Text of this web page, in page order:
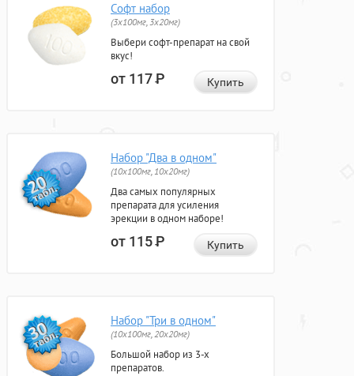
Софт набор
(3x100мг, 3x20мг)
Выбери софт-препарат на свой
вкус!
от 117Р Купить
Набор "Два в одном"
(10x100мг, 10x20мг)
Два самых популярных
препарата для усиления
эрекции в одном наборе!
от 115Р Купить
Набор "Три в одном"
(10x100мг, 20x20мг)
Большой набор из 3-х
препаратов.